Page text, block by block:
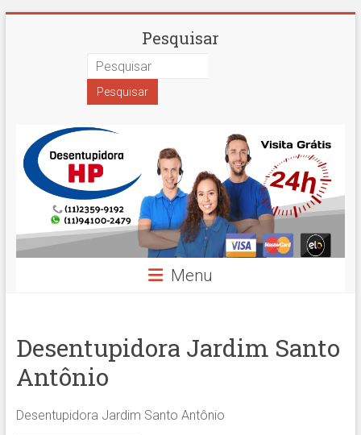
Desentupidora
Paulo
Hidro
Prime
Pesquisar
Menu
Desentupidora Jardim Santo
Antônio
Desentupidora Jardim Santo Antônio